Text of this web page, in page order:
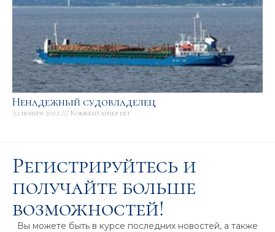
Ненадежный судовладелец
22 ноября 2022 Комментариев нет
Регистрируйтесь и
получайте больше
возможностей!
Вы можете быть в курсе последних новостей, а также